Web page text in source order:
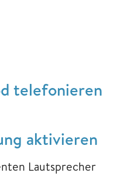
telefonieren
aktivieren
Lautsprecher